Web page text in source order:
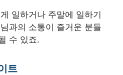
일하거나 주말에 일하기
과의 소통이 즐거운 분들
수 있죠.
트